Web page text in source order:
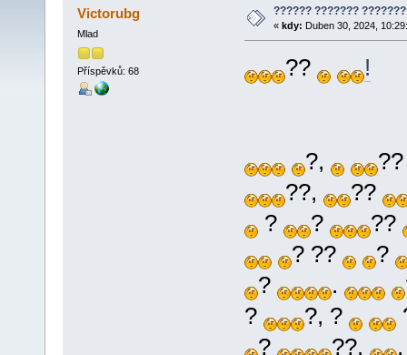
Victorubg
Mlad
Příspěvků: 68
?????? ???????
« kdy: Duben 30, 2024,
?? !
?,
??,
??
?
?
??
? ??
?
?
.
?
?, ?
?
??.